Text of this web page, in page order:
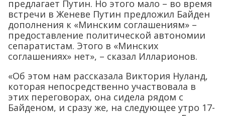
предлагает Путин. Но этого мало – во время
встречи в Женеве Путин предложил Байден
дополнения к «Минским соглашениям» –
предоставление политической автономии
сепаратистам. Этого в «Минских
соглашениях» нет», – сказал Илларионов.
«Об этом нам рассказала Виктория Нуланд,
которая непосредственно участвовала в
этих переговорах, она сидела рядом с
Байденом, и сразу же, на следующее утро 17-